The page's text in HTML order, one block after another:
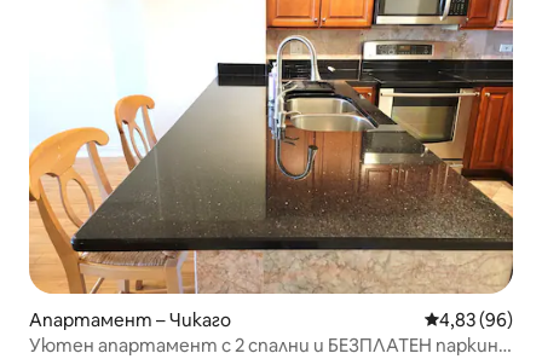
Апартамент – Чикаго Средна
4,83 (96)
Уютен апартамент с 2 спални и БЕЗПЛАТЕН паркинг